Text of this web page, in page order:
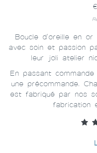
€
Boucle d'oreille en
avec soin et passion
leur joli atelier
En passant
une précommande.
est fabriqué par nos
fabrication